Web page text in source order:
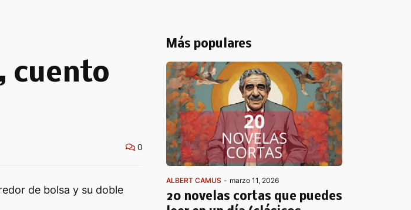
cuento
0
de bolsa y su doble
Más populares
ALBERT CAMUS - marzo 11, 2026
20 novelas cortas que puedes